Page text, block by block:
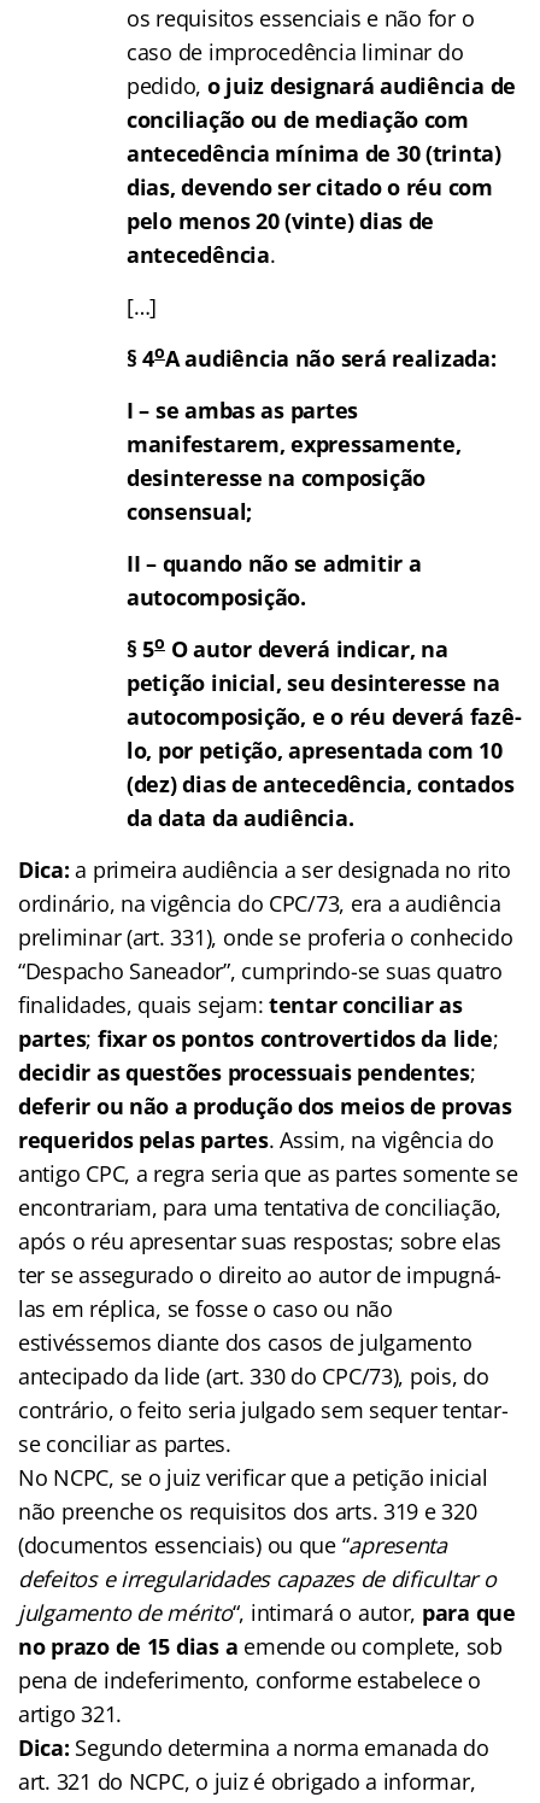
os requisitos essenciais e não for o
caso de improcedência liminar do
pedido, o juiz designará audiência de
conciliação ou de mediação com
antecedência mínima de 30 (trinta)
dias, devendo ser citado o réu com
pelo menos 20 (vinte) dias de
antecedência.
[…]
§ 4oA audiência não será realizada:
I – se ambas as partes
manifestarem, expressamente,
desinteresse na composição
consensual;
II – quando não se admitir a
autocomposição.
§ 5oO autor deverá indicar, na
petição inicial, seu desinteresse na
autocomposição, e o réu deverá fazê-
lo, por petição, apresentada com 10
(dez) dias de antecedência, contados
da data da audiência.
Dica: a primeira audiência a ser designada no rito
ordinário, na vigência do CPC/73, era a audiência
preliminar (art. 331), onde se proferia o conhecido
“Despacho Saneador”, cumprindo-se suas quatro
finalidades, quais sejam: tentar conciliar as
partes; fixar os pontos controvertidos da lide;
decidir as questões processuais pendentes;
deferir ou não a produção dos meios de provas
requeridos pelas partes. Assim, na vigência do
antigo CPC, a regra seria que as partes somente se
encontrariam, para uma tentativa de conciliação,
após o réu apresentar suas respostas; sobre elas
ter se assegurado o direito ao autor de impugná-
las em réplica, se fosse o caso ou não
estivéssemos diante dos casos de julgamento
antecipado da lide (art. 330 do CPC/73), pois, do
contrário, o feito seria julgado sem sequer tentar-
se conciliar as partes.
No NCPC, se o juiz verificar que a petição inicial
não preenche os requisitos dos arts. 319 e 320
(documentos essenciais) ou que “apresenta
defeitos e irregularidades capazes de dificultar o
julgamento de mérito“, intimará o autor, para que
no prazo de 15 dias a emende ou complete, sob
pena de indeferimento, conforme estabelece o
artigo 321.
Dica: Segundo determina a norma emanada do
art. 321 do NCPC, o juiz é obrigado a informar,